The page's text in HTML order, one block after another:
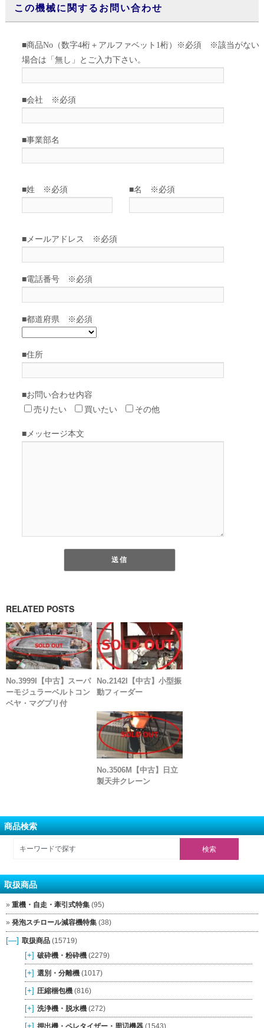
この機械に関するお問い合わせ
RELATED POSTS
No.3999I【中古】スーパ
ーモジュラーベルトコン
ベヤ・マグプリ付
No.2142I【中古】小型振
動フィーダー
No.3506M【中古】日立
製天井クレーン
商品検索
取扱商品
重機・自走・牽引式特集 (95)
発泡スチロール減容機特集 (38)
[—] 取扱商品 (15719)
[+] 破砕機・粉砕機 (2279)
[+] 選別・分離機 (1017)
[+] 圧縮梱包機 (816)
[+] 洗浄機・脱水機 (272)
[+] 押出機・ペレタイザー・周辺機器 (1543)